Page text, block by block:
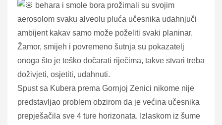
behara i smole bora prožimali su svojim
aerosolom svaku alveolu pluća učesnika udahnjuči
ambijent kakav samo može poželiti svaki planinar.
Žamor, smijeh i povremeno šutnja su pokazatelj
onoga što je teško dočarati riječima, takve stvari treba
doživjeti, osjetiti, udahnuti.
Spust sa Kubera prema Gornjoj Zenici nikome nije
predstavljao problem obzirom da je većina učesnika
prepješačila sve 4 ture horizonata. Izlaskom iz šume